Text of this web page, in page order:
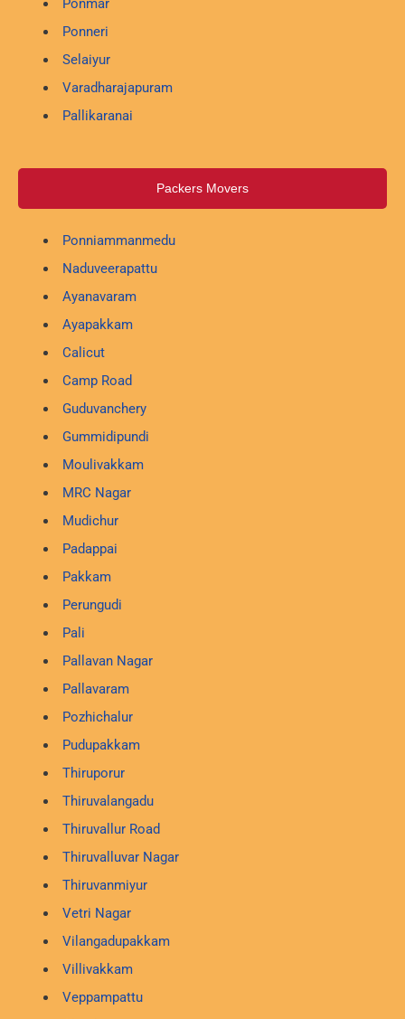
Ponmar
Ponneri
Selaiyur
Varadharajapuram
Pallikaranai
Packers Movers
Ponniammanmedu
Naduveerapattu
Ayanavaram
Ayapakkam
Calicut
Camp Road
Guduvanchery
Gummidipundi
Moulivakkam
MRC Nagar
Mudichur
Padappai
Pakkam
Perungudi
Pali
Pallavan Nagar
Pallavaram
Pozhichalur
Pudupakkam
Thiruporur
Thiruvalangadu
Thiruvallur Road
Thiruvalluvar Nagar
Thiruvanmiyur
Vetri Nagar
Vilangadupakkam
Villivakkam
Veppampattu